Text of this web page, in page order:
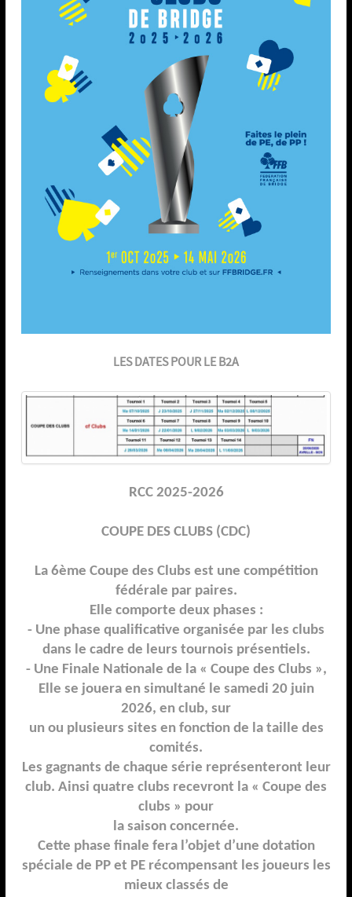
LES DATES POUR LE B2A
RCC 2025-2026
COUPE DES CLUBS (CDC)
La 6ème Coupe des Clubs est une compétition
fédérale par paires.
Elle comporte deux phases :
- Une phase qualificative organisée par les clubs
dans le cadre de leurs tournois présentiels.
- Une Finale Nationale de la « Coupe des Clubs »,
Elle se jouera en simultané le samedi 20 juin
2026, en club, sur
un ou plusieurs sites en fonction de la taille des
comités.
Les gagnants de chaque série représenteront leur
club. Ainsi quatre clubs recevront la « Coupe des
clubs » pour
la saison concernée.
Cette phase finale fera l’objet d’une dotation
spéciale de PP et PE récompensant les joueurs les
mieux classés de